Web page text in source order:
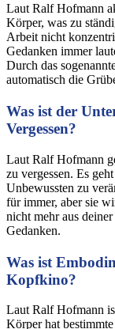
Laut Ralf Hofmann
Körper, was zu
Arbeit nicht
Gedanken immer
Durch das
automatisch die
Was ist der
Vergessen?
Laut Ralf Hofmann
zu vergessen. Es
Unbewussten zu
für immer, aber sie
nicht mehr aus
Gedanken.
Was ist
Kopfkino?
Laut Ralf Hofmann
Körper hat